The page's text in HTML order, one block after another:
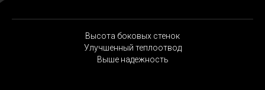
Высота боковых стенок
Улучшенный теплоотвод
Выше надежность